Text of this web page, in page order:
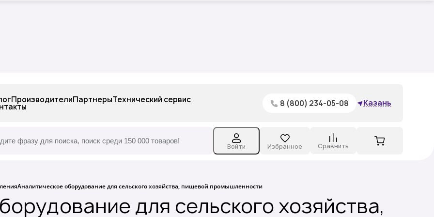
ПроизводителиПартнерыТехнический сервис 8 (800) 234-05-08 Казань
Войти Избранное Сравнить
Аналитическое оборудование для сельского хозяйства, пищевой промышленности
для сельского хозяйства,